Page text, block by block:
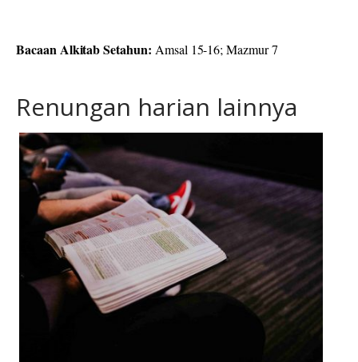
Bacaan Alkitab Setahun: Amsal 15-16; Mazmur 7
Renungan harian lainnya